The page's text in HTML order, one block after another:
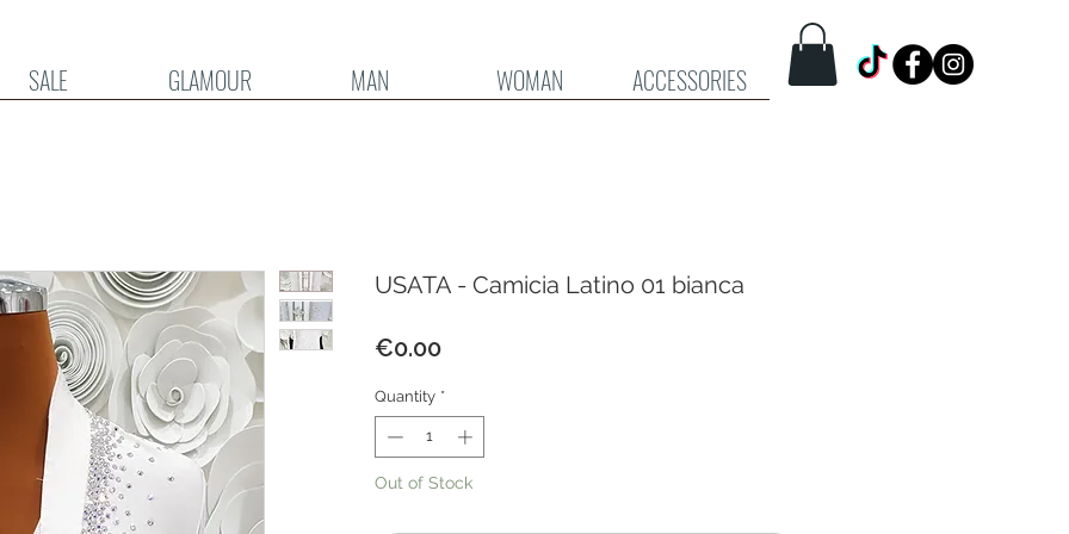
SALE GLAMOUR MAN WOMAN ACCESSORIES
USATA - Camicia Latino 01 bianca
€0.00Price
Quantity *
Out of Stock